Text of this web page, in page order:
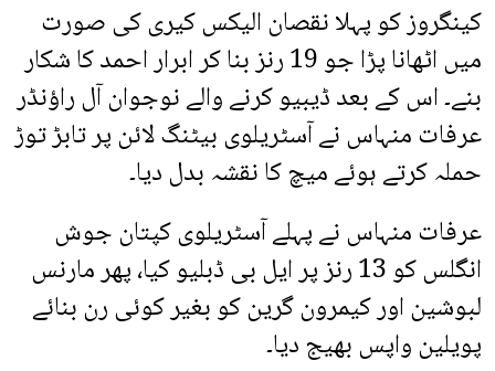
کینگروز کو پہلا نقصان الیکس کیری کی صورت
میں اٹھانا پڑا جو 19 رنز بنا کر ابرار احمد کا شکار
بنے۔ اس کے بعد ڈیبیو کرنے والے نوجوان آل راؤنڈر
عرفات منہاس نے آسٹریلوی بیٹنگ لائن پر تابڑ توڑ
حملہ کرتے ہوئے میچ کا نقشہ بدل دیا۔
عرفات منہاس نے پہلے آسٹریلوی کپتان جوش
انگلس کو 13 رنز پر ایل بی ڈبلیو کیا، پھر مارنس
لبوشین اور کیمرون گرین کو بغیر کوئی رن بنائے
پویلین واپس بھیج دیا۔